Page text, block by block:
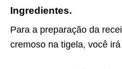
Ingredientes.
Para a preparação da
cremoso na tigela, você